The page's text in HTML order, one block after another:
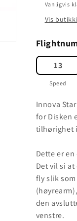
Vanligvis
Vis
13
Speed
Innova
for Disken
tilhørighet i
Dette er
Det vil si
fly slik
den
venstre.